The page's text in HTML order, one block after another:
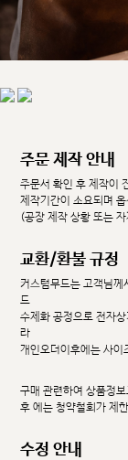
주문 제작 안내
주문서 확인 후 제작이
제작기간이 소요되며
(공장 제작 상황 또는
교환/환불 규정
커스텀무드는 고객님께
드
수제화 공정으로 전자
라
개인오더이후에는 사이
구매 관련하여 상품정
후 에는 청약철회가 제
수정 안내